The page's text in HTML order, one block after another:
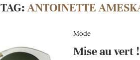
TAG:ANTOINETTE
Mode
Mise au vert !